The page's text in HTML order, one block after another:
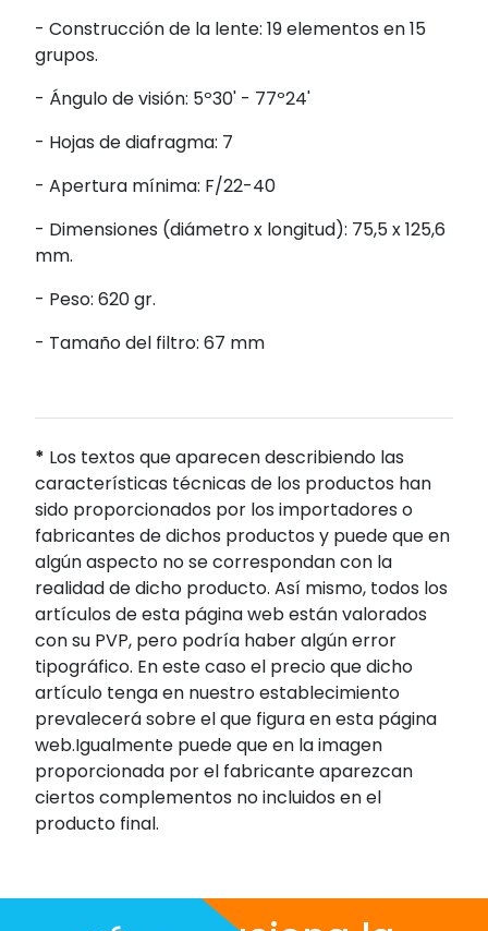
- Construcción de la lente: 19 elementos en 15
grupos.
- Ángulo de visión: 5º30' - 77º24'
- Hojas de diafragma: 7
- Apertura mínima: F/22-40
- Dimensiones (diámetro x longitud): 75,5 x 125,6
mm.
- Peso: 620 gr.
- Tamaño del filtro: 67 mm
* Los textos que aparecen describiendo las
características técnicas de los productos han
sido proporcionados por los importadores o
fabricantes de dichos productos y puede que en
algún aspecto no se correspondan con la
realidad de dicho producto. Así mismo, todos los
artículos de esta página web están valorados
con su PVP, pero podría haber algún error
tipográfico. En este caso el precio que dicho
artículo tenga en nuestro establecimiento
prevalecerá sobre el que figura en esta página
web.Igualmente puede que en la imagen
proporcionada por el fabricante aparezcan
ciertos complementos no incluidos en el
producto final.